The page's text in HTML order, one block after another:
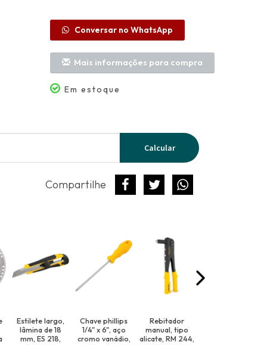
Conversar no WhatsApp
Mais informações para compra
Em estoque
Calcular
Compartilhe
Estilete largo,
lâmina de 18
mm, ES 218,
Chave phillips
1/4" x 6", aço
cromo vanádio,
Rebitador
manual, tipo
alicate, RM 244,